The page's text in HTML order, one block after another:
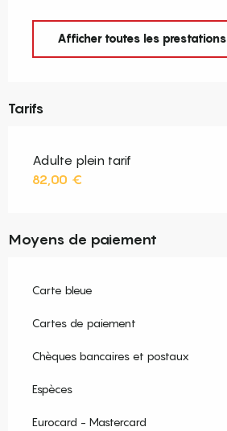
Afficher toutes les prestations
Tarifs
Adulte plein tarif
82,00 €
Moyens de paiement
Carte bleue
Cartes de paiement
Chèques bancaires et postaux
Espèces
Eurocard - Mastercard